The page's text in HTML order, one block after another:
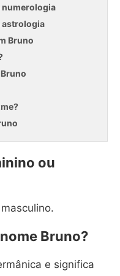
numerologia
astrologia
Bruno
ou
Bruno?
e significa